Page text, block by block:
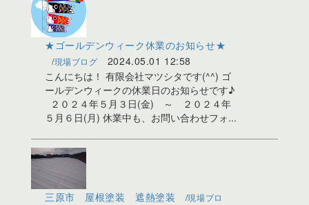
★ゴールデンウィーク休業のお知らせ★
現場ブログ
2024.05.01 12:58
こんにちは！ 有限会社マツシタです(^^) ゴ
ールデンウィークの休業日のお知らせです♪
２０２４年５月３日(金) ～ ２０２４年
５月６日(月) 休業中も、お問い合わせフォ...
三原市 屋根塗装 遮熱塗装
現場ブロ